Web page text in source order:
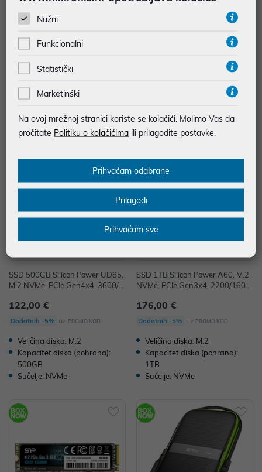
ype-C, Silicon Power Mobile C07,
16,49 €
Kapacitet diska (pohrana):
wer Armor A60, USB A 3.2 Gen
Kapacitet diska (pohrana):
Vrsta diska: HDD
SSD 500GB Silicon Power UD85,
M.2 NVMe, PCIe Gen4x4, 3600/2
122,00 €
Dodatnih -5% uz PROMO KOD
Veličina diska: M.2
Kapacitet diska (pohrana):
500GB
Sučelje: NVMe
SSD 1TB Silicon Power A60, M.2
NVMe, PCIe Gen3x4, 2200/1600
176,00 €
Dodatnih -5% uz PROMO KOD
Veličina diska: M.2
Kapacitet diska (pohrana):
1TB
Sučelje: NVMe
Nužni
Funkcionalni
Statistički
Marketinški
Na ovoj mrežnoj stranici koriste se kolačići. Molimo Vas da
pročitate Politiku o kolačićima ili prilagodite postavke.
Prihvaćam odabrane
Prilagodi
Prihvaćam sve